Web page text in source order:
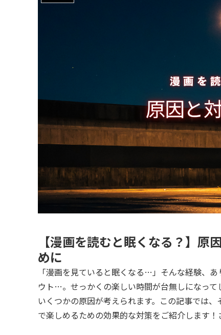
【漫画を読むと眠くなる？】
めに
「漫画を見ていると眠くなる…」そんな経験、
ウト…。せっかくの楽しい時間が台無しになって
いくつかの原因が考えられます。この記事では
で楽しめるための効果的な対策をご紹介します